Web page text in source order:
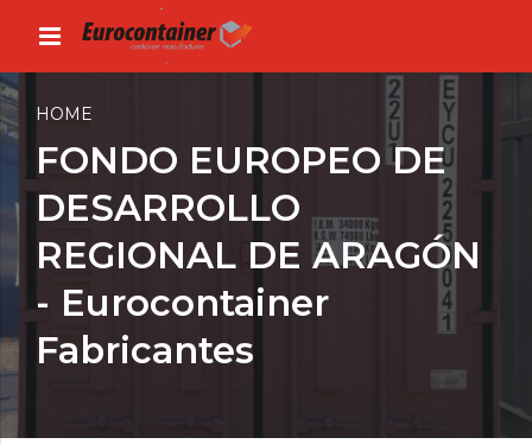
HOME
FONDO EUROPEO DE
DESARROLLO
REGIONAL DE ARAGÓN
- Eurocontainer
Fabricantes